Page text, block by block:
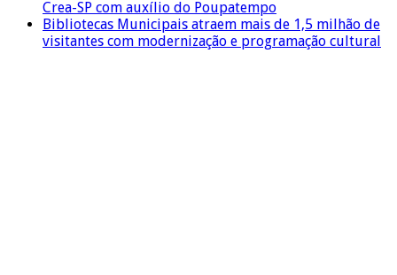
Crea-SP com auxílio do Poupatempo
Bibliotecas Municipais atraem mais de 1,5 milhão de
visitantes com modernização e programação cultural